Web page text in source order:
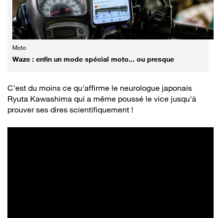
Moto
Waze : enfin un mode spécial moto... ou presque
C'est du moins ce qu'affirme le neurologue japonais
Ryuta Kawashima qui a même poussé le vice jusqu'à
prouver ses dires scientifiquement !